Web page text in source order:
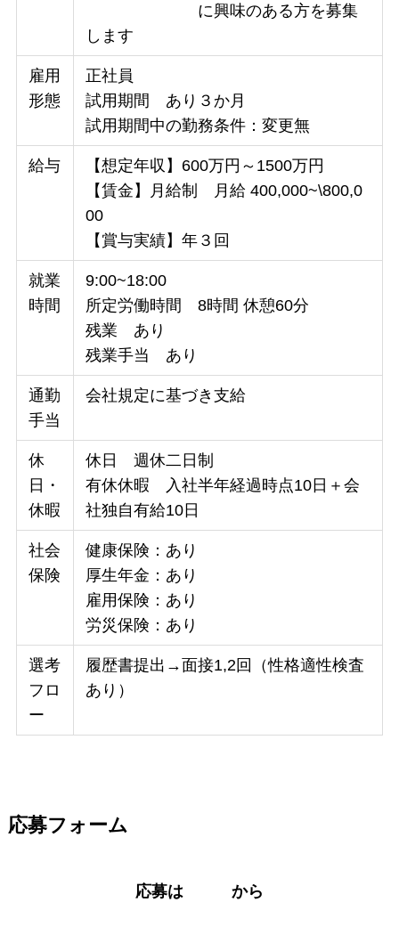
に興味のある方を募集
します
雇用
形態
正社員
試用期間 あり３か月
試用期間中の勤務条件：変更無
給与
【想定年収】600万円～1500万円
【賃金】月給制 月給 400,000~\800,0
00
【賞与実績】年３回
就業
時間
9:00~18:00
所定労働時間 8時間 休憩60分
残業 あり
残業手当 あり
通勤
手当
会社規定に基づき支給
休
日・
休暇
休日 週休二日制
有休休暇 入社半年経過時点10日＋会
社独自有給10日
社会
保険
健康保険：あり
厚生年金：あり
雇用保険：あり
労災保険：あり
選考
フロ
ー
履歴書提出→面接1,2回（性格適性検査
あり）
応募フォーム
応募は から